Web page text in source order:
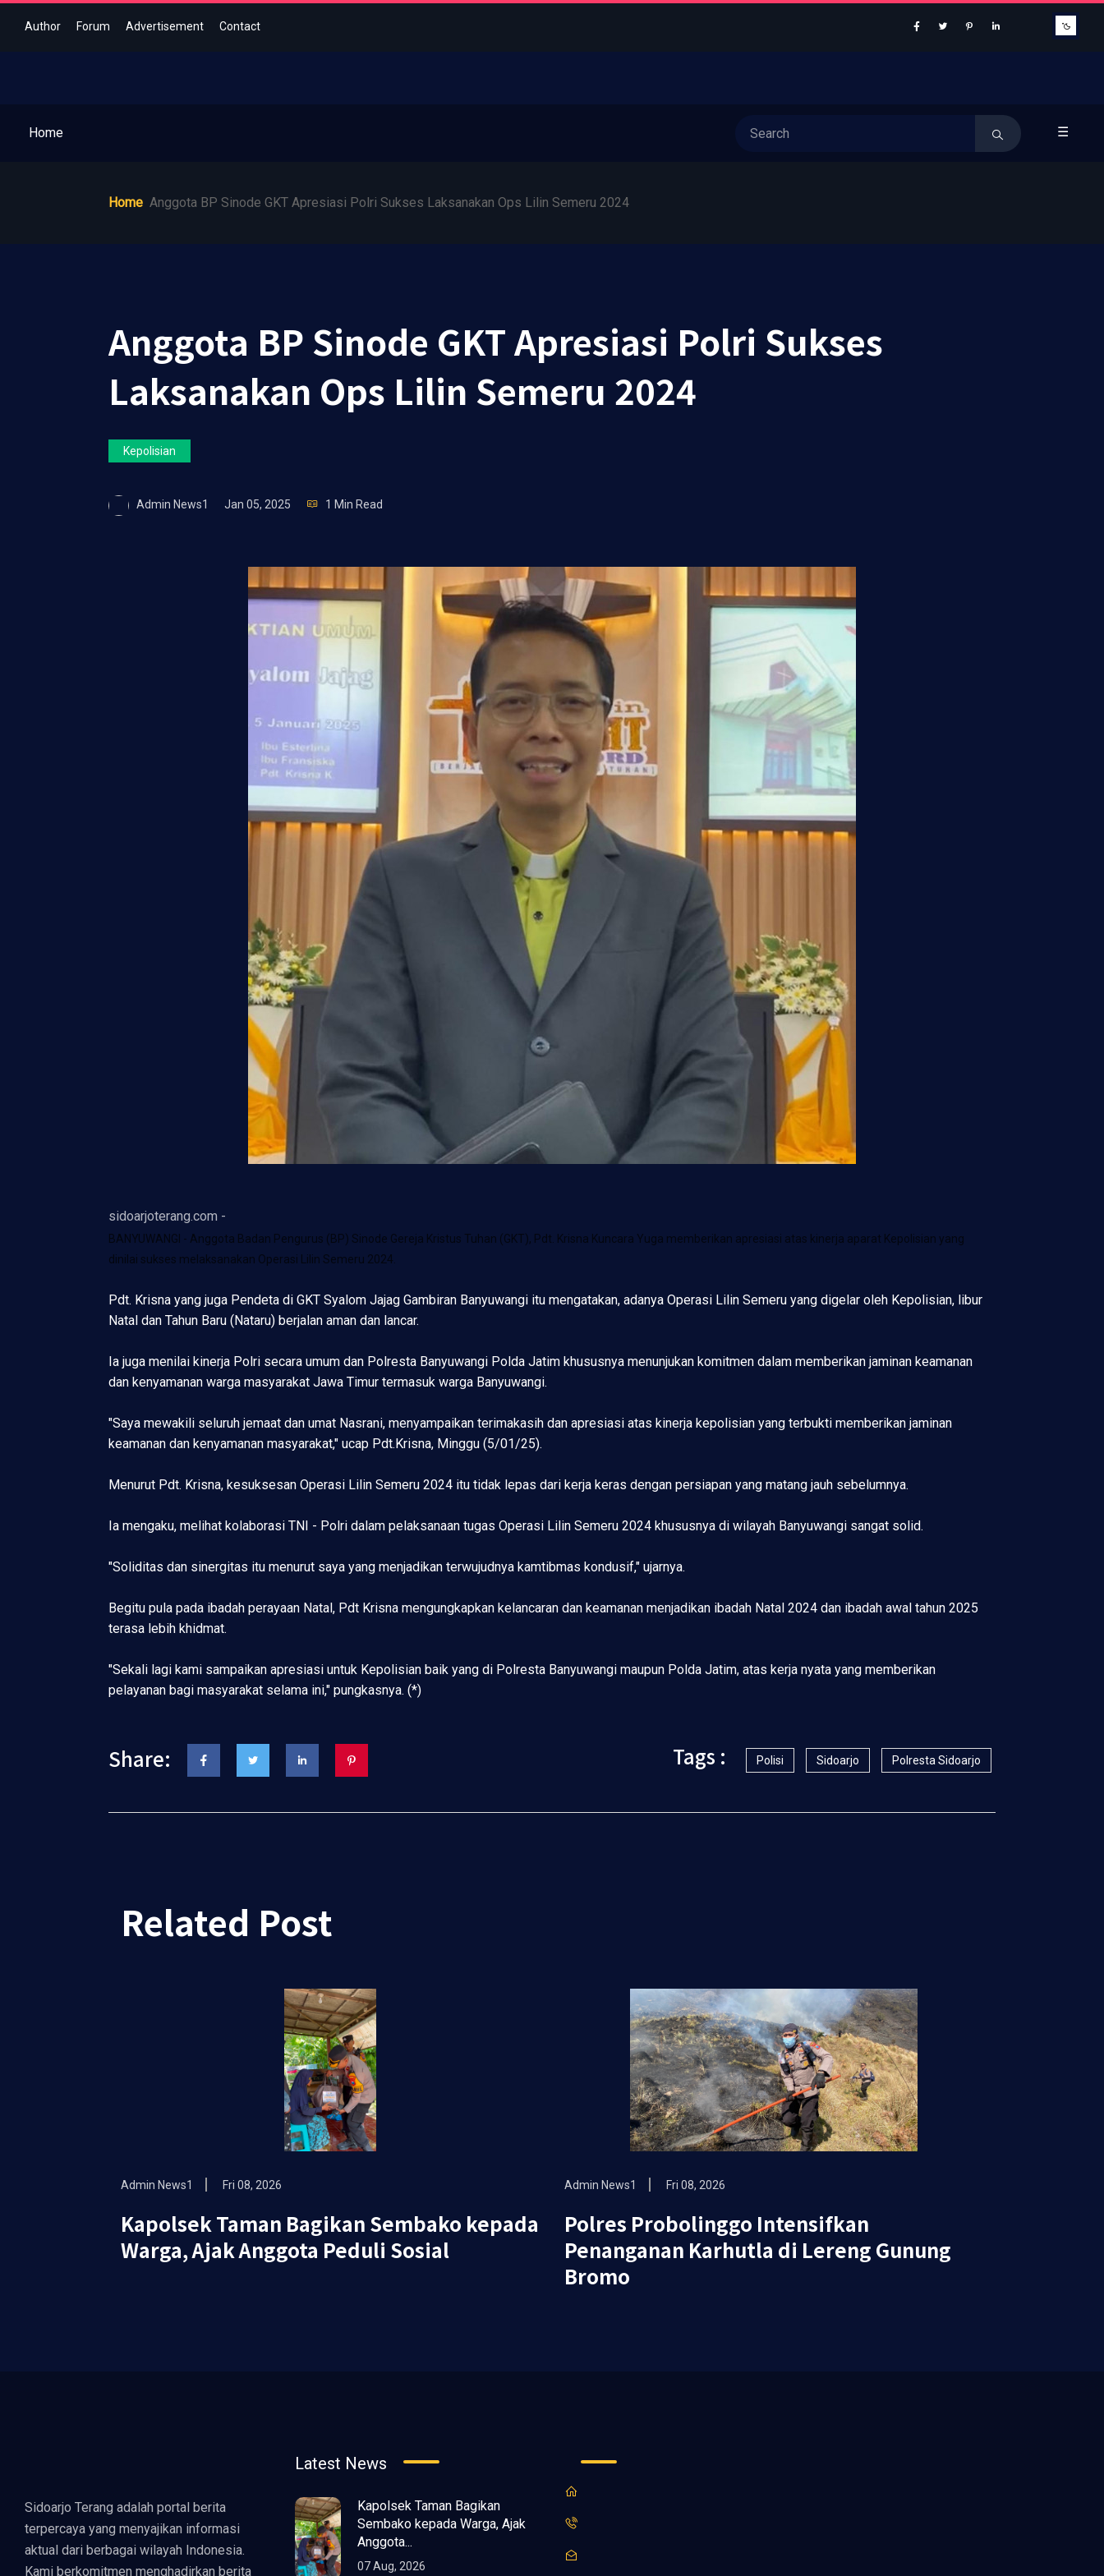
Author Forum Advertisement Contact
Home ☰
Home Anggota BP Sinode GKT Apresiasi Polri Sukses Laksanakan Ops Lilin Semeru 2024
Anggota BP Sinode GKT Apresiasi Polri Sukses
Laksanakan Ops Lilin Semeru 2024
Kepolisian
Admin News1 Jan 05, 2025 1 Min Read
sidoarjoterang.com -
BANYUWANGI - Anggota Badan Pengurus (BP) Sinode Gereja Kristus Tuhan (GKT), Pdt. Krisna Kuncara Yuga memberikan apresiasi atas kinerja aparat Kepolisian yang
dinilai sukses melaksanakan Operasi Lilin Semeru 2024.
Pdt. Krisna yang juga Pendeta di GKT Syalom Jajag Gambiran Banyuwangi itu mengatakan, adanya Operasi Lilin Semeru yang digelar oleh Kepolisian, libur
Natal dan Tahun Baru (Nataru) berjalan aman dan lancar.
Ia juga menilai kinerja Polri secara umum dan Polresta Banyuwangi Polda Jatim khususnya menunjukan komitmen dalam memberikan jaminan keamanan
dan kenyamanan warga masyarakat Jawa Timur termasuk warga Banyuwangi.
"Saya mewakili seluruh jemaat dan umat Nasrani, menyampaikan terimakasih dan apresiasi atas kinerja kepolisian yang terbukti memberikan jaminan
keamanan dan kenyamanan masyarakat," ucap Pdt.Krisna, Minggu (5/01/25).
Menurut Pdt. Krisna, kesuksesan Operasi Lilin Semeru 2024 itu tidak lepas dari kerja keras dengan persiapan yang matang jauh sebelumnya.
Ia mengaku, melihat kolaborasi TNI - Polri dalam pelaksanaan tugas Operasi Lilin Semeru 2024 khususnya di wilayah Banyuwangi sangat solid.
"Soliditas dan sinergitas itu menurut saya yang menjadikan terwujudnya kamtibmas kondusif," ujarnya.
Begitu pula pada ibadah perayaan Natal, Pdt Krisna mengungkapkan kelancaran dan keamanan menjadikan ibadah Natal 2024 dan ibadah awal tahun 2025
terasa lebih khidmat.
"Sekali lagi kami sampaikan apresiasi untuk Kepolisian baik yang di Polresta Banyuwangi maupun Polda Jatim, atas kerja nyata yang memberikan
pelayanan bagi masyarakat selama ini," pungkasnya. (*)
Share: Tags : Polisi Sidoarjo Polresta Sidoarjo
Related Post
Admin News1 Fri 08, 2026
Kapolsek Taman Bagikan Sembako kepada
Warga, Ajak Anggota Peduli Sosial
Admin News1 Fri 08, 2026
Polres Probolinggo Intensifkan
Penanganan Karhutla di Lereng Gunung
Bromo
Sidoarjo Terang adalah portal berita
terpercaya yang menyajikan informasi
aktual dari berbagai wilayah Indonesia.
Kami berkomitmen menghadirkan berita
Latest News
Kapolsek Taman Bagikan
Sembako kepada Warga, Ajak
Anggota...
07 Aug, 2026